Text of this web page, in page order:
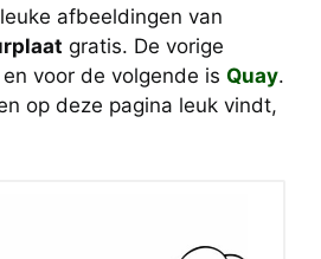
afbeeldingen van
gratis. De vorige
en voor de volgende is Quay.
op deze pagina leuk vindt,